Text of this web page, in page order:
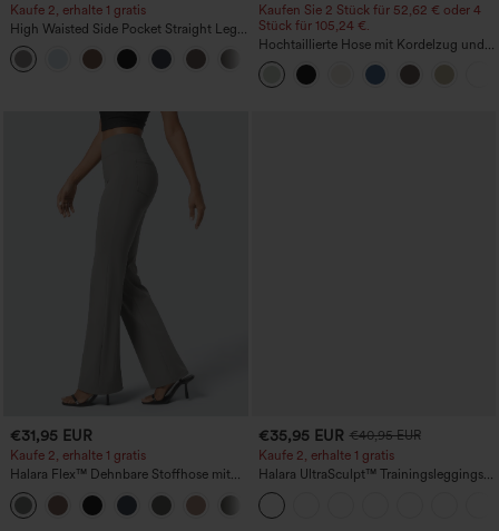
Kaufe 2, erhalte 1 gratis
High Waisted Side Pocket Straight Leg
Work Pants
Kaufen Sie 2 Stück für 52,62 € oder 4
Stück für 105,24 €.
Hochtaillierte Hose mit Kordelzug und
Taschen, weitem Bein, lässig und locker
in Leinenoptik
€31,95 EUR
Kaufe 2, erhalte 1 gratis
Halara Flex™ Dehnbare Stoffhose mit
hohem Bund und Seitentasche hinten
€35,95 EUR €40,95 EUR
Kaufe 2, erhalte 1 gratis
Halara UltraSculpt™ Trainingsleggings
mit hohem Bund – raffende Push-up-
Po-Form, Bauchkontrolle, Taschen und
formende Passform